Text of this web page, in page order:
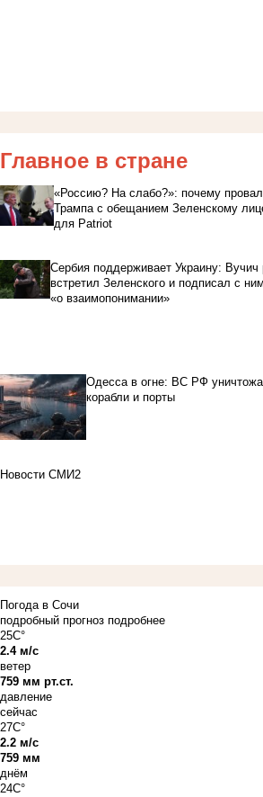
Главное в стране
«Россию? На слабо?»: почему
Трампа с обещанием Зеленскому
для Patriot
Сербия поддерживает Украину: Вучич
встретил Зеленского и подписал с
«о взаимопонимании»
Одесса в огне: ВС РФ
корабли и порты
Новости СМИ2
Погода в Сочи
подробный прогноз подробнее
25C°
2.4 м/с
ветер
759 мм рт.ст.
давление
сейчас
27C°
2.2 м/с
759 мм
днём
24C°